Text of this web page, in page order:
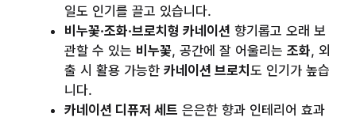
일도 인기를 끌고 있습니다.
비누꽃·조화·브로치형 카네이션 향기롭고 오래 보
관할 수 있는 비누꽃, 공간에 잘 어울리는 조화, 외
출 시 활용 가능한 카네이션 브로치 도 인기가 높습
니다.
카네이션 디퓨저 세트 은은한 향과 인테리어 효과